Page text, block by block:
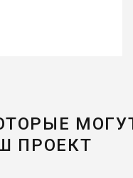
ПРОЕКТ